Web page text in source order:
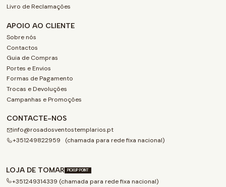
Livro de Reclamações
APOIO AO CLIENTE
Sobre nós
Contactos
Guia de Compras
Portes e Envios
Formas de Pagamento
Trocas e Devoluções
Campanhas e Promoções
CONTACTE-NOS
info@rosadosventostemplarios.pt
+351249822959 (chamada para rede fixa nacional)
LOJA DE TOMAR PICKUP POINT
+351249314339 (chamada para rede fixa nacional)